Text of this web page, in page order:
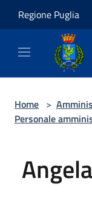
Regione Puglia
Home >
Personale